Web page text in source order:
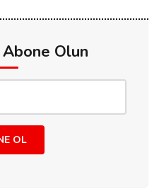
Olun
OL